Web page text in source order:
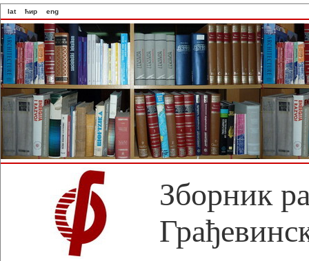
lat ћир eng
Зборник